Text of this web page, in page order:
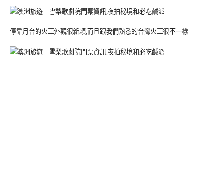
停靠月台的火車外觀很新穎,而且跟我們熟悉的台灣火車很不一樣